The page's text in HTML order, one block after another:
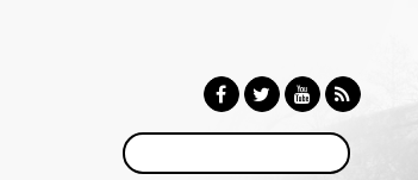
Αναζήτηση